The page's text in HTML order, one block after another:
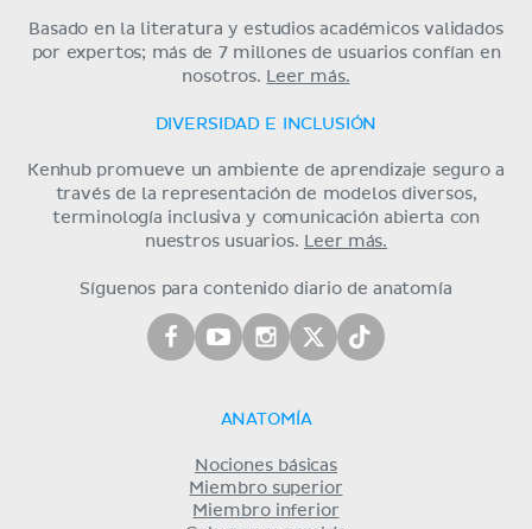
Basado en la literatura y estudios académicos validados
por expertos; más de 7 millones de usuarios confían en
nosotros. Leer más.
DIVERSIDAD E INCLUSIÓN
Kenhub promueve un ambiente de aprendizaje seguro a
través de la representación de modelos diversos,
terminología inclusiva y comunicación abierta con
nuestros usuarios. Leer más.
Síguenos para contenido diario de anatomía
ANATOMÍA
Nociones básicas
Miembro superior
Miembro inferior